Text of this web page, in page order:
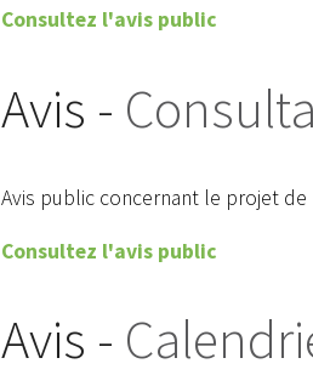
Consultez l'avis public
Avis -
Avis public concernant le projet
Consultez l'avis public
Avis -